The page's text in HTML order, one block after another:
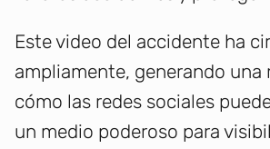
Este video del accidente ha
ampliamente, generando una
cómo las redes sociales
un medio poderoso para